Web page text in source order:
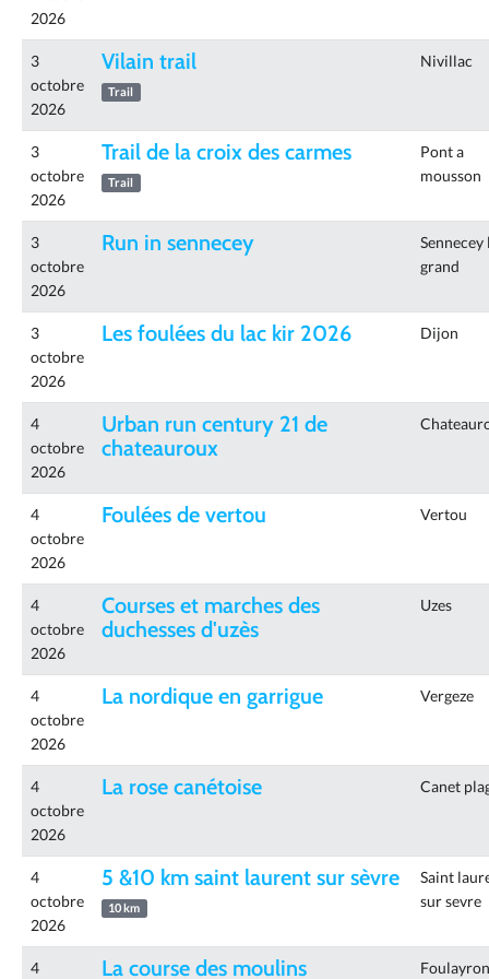
2026
3
octobre
2026
Vilain trail
Trail
Nivillac
3
octobre
2026
Trail de la croix des carmes
Trail
Pont a
mousson
3
octobre
2026
Run in sennecey
Sennecey
grand
3
octobre
2026
Les foulées du lac kir 2026 Dijon
4
octobre
2026
Urban run century 21 de
chateauroux
4
octobre
2026
Foulées de vertou Vertou
4
octobre
2026
Courses et marches des
duchesses d'uzès
Uzes
4
octobre
2026
La nordique en garrigue Vergeze
4
octobre
2026
La rose canétoise Canet
4
octobre
2026
5 &10 km saint laurent sur sèvre
10 km
Saint
sur sevre
4
La course des moulins